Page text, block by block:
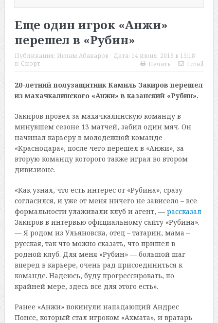
Еще один игрок «Анжи»
перешел в «Рубин»
Публикация: Ислам Абакаров Дата: 14 июня, 2019 в 15:18
в: Спорт Печать Email
20-летний полузащитник Камиль Закиров перешел
из махачкалинского «Анжи» в казанский «Рубин».
Закиров провел за махачкалинскую команду в
минувшем сезоне 13 матчей, забил один мяч. Он
начинал карьеру в молодежной команде
«Краснодара», после чего перешел в «Анжи», за
вторую команду которого также играл во втором
дивизионе.
«Как узнал, что есть интерес от «Рубина», сразу
согласился, и уже от меня ничего не зависело – все
формальности улаживали клуб и агент, — рассказал
Закиров в интервью официальному сайту «Рубина».
— Я родом из Ульяновска, отец – татарин, мама –
русская, так что можно сказать, что пришел в
родной клуб. Для меня «Рубин» — большой шаг
вперед в карьере, очень рад присоединиться к
команде. Надеюсь, буду прогрессировать, по
крайней мере, здесь все для этого есть».
Ранее «Анжи» покинули нападающий Андрес
Понсе, который стал игроком «Ахмата», и вратарь